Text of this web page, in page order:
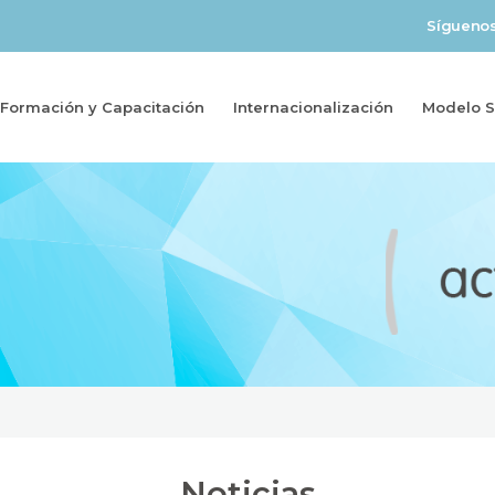
Formación y Capacitación Internacionalización Modelo